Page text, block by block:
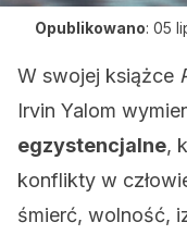
Opublikowano: 05
W swojej książce
Irvin Yalom
egzystencjalne,
konflikty w
śmierć, wolność,